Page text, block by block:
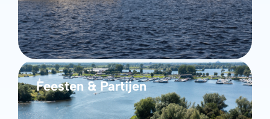
Feesten & Partijen